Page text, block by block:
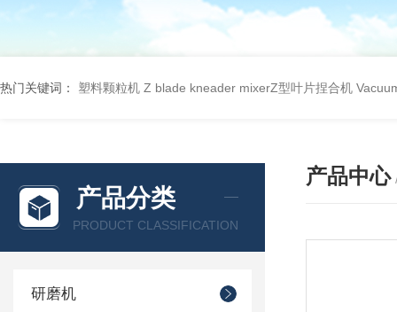
热门关键词： 塑料颗粒机 Z blade kneader mixerZ型叶片捏合机
产品分类
PRODUCT CLASSIFICATION
研磨机
产品中心